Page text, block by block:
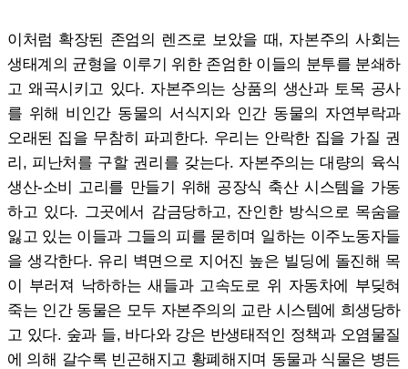
이처럼 확장된 존엄의 렌즈로 보았을 때, 자본주의 사회는
생태계의 균형을 이루기 위한 존엄한 이들의 분투를 분쇄하
고 왜곡시키고 있다. 자본주의는 상품의 생산과 토목 공사
를 위해 비인간 동물의 서식지와 인간 동물의 자연부락과
오래된 집을 무참히 파괴한다. 우리는 안락한 집을 가질 권
리, 피난처를 구할 권리를 갖는다. 자본주의는 대량의 육식
생산-소비 고리를 만들기 위해 공장식 축산 시스템을 가동
하고 있다. 그곳에서 감금당하고, 잔인한 방식으로 목숨을
잃고 있는 이들과 그들의 피를 묻히며 일하는 이주노동자들
을 생각한다. 유리 벽면으로 지어진 높은 빌딩에 돌진해 목
이 부러져 낙하하는 새들과 고속도로 위 자동차에 부딪혀
죽는 인간 동물은 모두 자본주의의 교란 시스템에 희생당하
고 있다. 숲과 들, 바다와 강은 반생태적인 정책과 오염물질
에 의해 갈수록 빈곤해지고 황폐해지며 동물과 식물은 병든